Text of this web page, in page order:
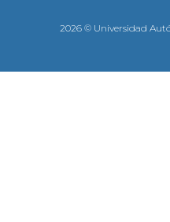
2026 © Universidad